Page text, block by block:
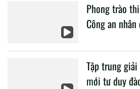
Phong trào
Công an nhân
Tập trung
mới tư duy